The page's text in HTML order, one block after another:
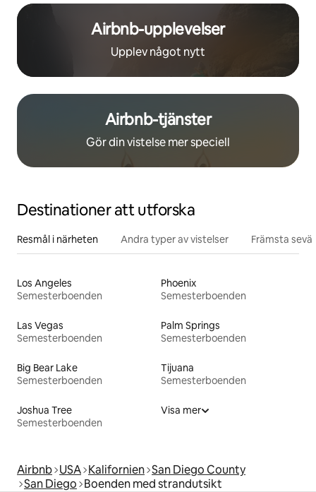
Airbnb-upplevelser
Upplev något nytt
Airbnb-tjänster
Gör din vistelse mer speciell
Destinationer att utforska
Resmål i närheten Andra typer av vistelser Främsta
Los Angeles
Semesterboenden
Phoenix
Semesterboenden
Las Vegas
Semesterboenden
Palm Springs
Semesterboenden
Big Bear Lake
Semesterboenden
Tijuana
Semesterboenden
Joshua Tree
Semesterboenden
Visa mer
Airbnb USA Kalifornien San Diego County
San Diego Boenden med strandutsikt